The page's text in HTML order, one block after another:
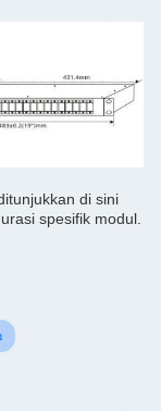
di sini
spesifik modul.